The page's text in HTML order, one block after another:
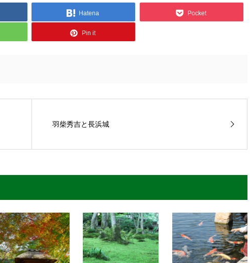
Hatena Pocket
Pin it
羽柴秀吉と長浜城